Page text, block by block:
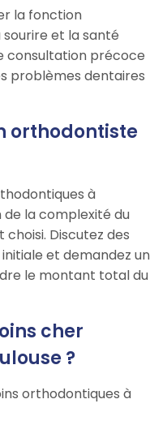
la fonction
et la santé
consultation précoce
problèmes dentaires
orthodontiste
à
la complexité du
Discutez des
et demandez un
le montant total du
cher
?
orthodontiques à